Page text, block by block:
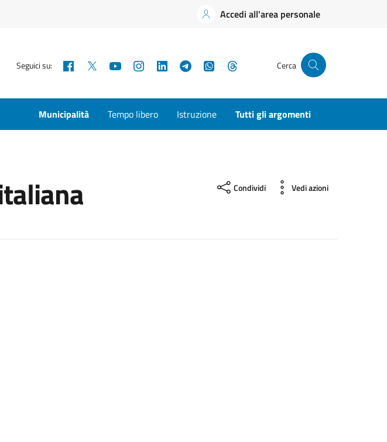
Accedi all'area personale
Seguici su: Facebook YouTubeInstagramLinkedInTelegramWhatsApp Cerca
Municipalità Tempo libero Istruzione Tutti gli argomenti
Condividi Vedi azioni